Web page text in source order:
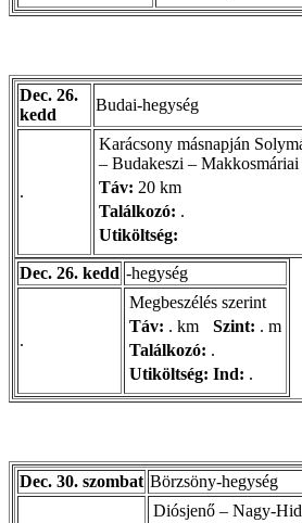
Dec. 26.
kedd
Budai-hegység
.
Karácsony másnapján
– Budakeszi –
Táv: 20 km
Találkozó: .
Utiköltség:
Dec. 26. kedd -hegység
.
Megbeszélés szerint
Táv: . km Szint: . m
Találkozó: .
Utiköltség: Ind: .
Dec. 30. szombat Börzsöny-hegység
Diósjenő – Nagy-